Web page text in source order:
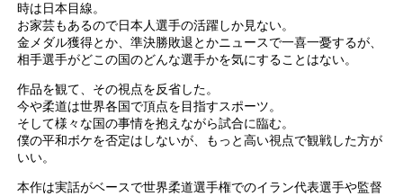
時は日本目線。
お家芸もあるので日本人選手の活躍しか見ない。
金メダル獲得とか、準決勝敗退とかニュースで一喜一憂するが、
相手選手がどこの国のどんな選手かを気にすることはない。
作品を観て、その視点を反省した。
今や柔道は世界各国で頂点を目指すスポーツ。
そして様々な国の事情を抱えながら試合に臨む。
僕の平和ボケを否定はしないが、もっと高い視点で観戦した方が
いい。
本作は実話がベースで世界柔道選手権でのイラン代表選手や監督